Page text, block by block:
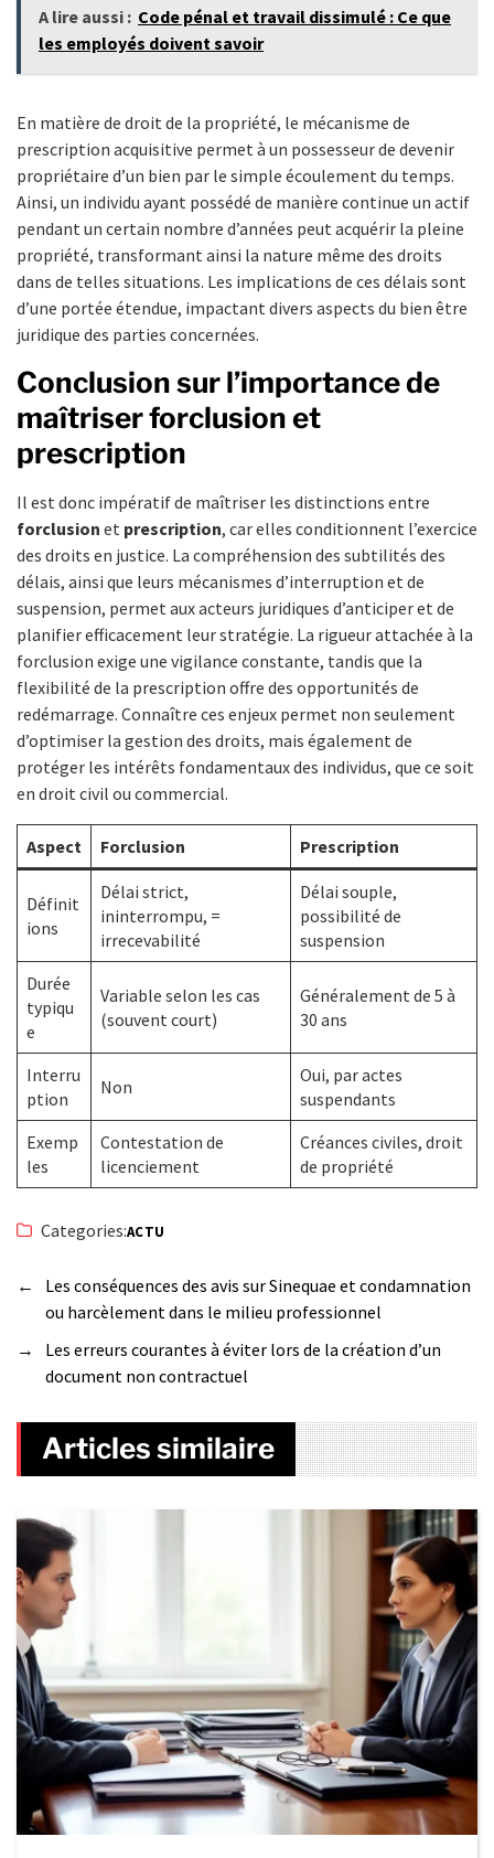
A lire aussi : Code pénal et travail dissimulé : Ce que
les employés doivent savoir
En matière de droit de la propriété, le mécanisme de
prescription acquisitive permet à un possesseur de devenir
propriétaire d’un bien par le simple écoulement du temps.
Ainsi, un individu ayant possédé de manière continue un actif
pendant un certain nombre d’années peut acquérir la pleine
propriété, transformant ainsi la nature même des droits
dans de telles situations. Les implications de ces délais sont
d’une portée étendue, impactant divers aspects du bien être
juridique des parties concernées.
Conclusion sur l’importance de
maîtriser forclusion et
prescription
Il est donc impératif de maîtriser les distinctions entre
forclusion et prescription, car elles conditionnent l’exercice
des droits en justice. La compréhension des subtilités des
délais, ainsi que leurs mécanismes d’interruption et de
suspension, permet aux acteurs juridiques d’anticiper et de
planifier efficacement leur stratégie. La rigueur attachée à la
forclusion exige une vigilance constante, tandis que la
flexibilité de la prescription offre des opportunités de
redémarrage. Connaître ces enjeux permet non seulement
d’optimiser la gestion des droits, mais également de
protéger les intérêts fondamentaux des individus, que ce soit
en droit civil ou commercial.
Aspect Forclusion Prescription
Définit
ions
Délai strict,
ininterrompu, =
irrecevabilité
Délai souple,
possibilité de
suspension
Durée
typiqu
e
Variable selon les cas
(souvent court)
Généralement de 5 à
30 ans
Interru
ption
Non
Oui, par actes
suspendants
Exemp
les
Contestation de
licenciement
Créances civiles, droit
de propriété
Categories:ACTU
←
Les conséquences des avis sur Sinequae et condamnation
ou harcèlement dans le milieu professionnel
→
Les erreurs courantes à éviter lors de la création d’un
document non contractuel
Articles similaire